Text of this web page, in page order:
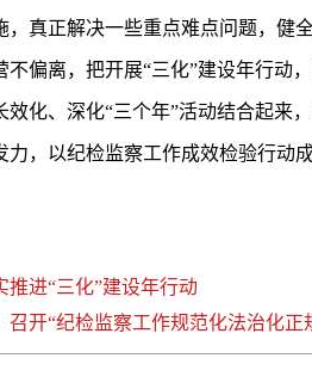
，真正解决一些重点难点问题，健
不偏离，把开展“三化”建设年行动
化、深化“三个年”活动结合起来
力，以纪检监察工作成效检验行动
推进“三化”建设年行动
召开“纪检监察工作规范化法治化正